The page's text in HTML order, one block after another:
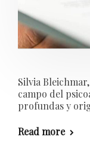
Silvia
campo del
profundas y
Read more